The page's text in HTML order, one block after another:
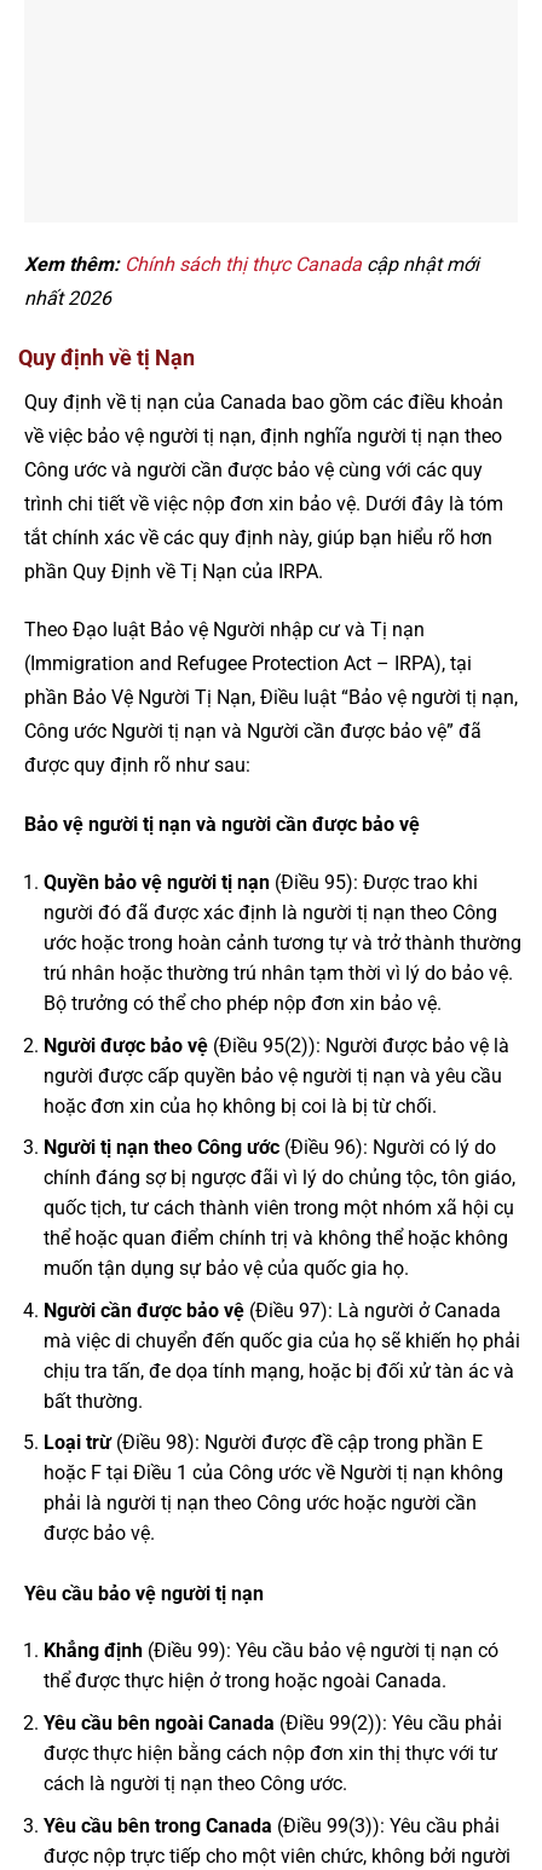
Xem thêm: Chính sách thị thực Canada cập nhật mới
nhất 2026
Quy định về tị Nạn
Quy định về tị nạn của Canada bao gồm các điều khoản
về việc bảo vệ người tị nạn, định nghĩa người tị nạn theo
Công ước và người cần được bảo vệ cùng với các quy
trình chi tiết về việc nộp đơn xin bảo vệ. Dưới đây là tóm
tắt chính xác về các quy định này, giúp bạn hiểu rõ hơn
phần Quy Định về Tị Nạn của IRPA.
Theo Đạo luật Bảo vệ Người nhập cư và Tị nạn
(Immigration and Refugee Protection Act – IRPA), tại
phần Bảo Vệ Người Tị Nạn, Điều luật “Bảo vệ người tị nạn,
Công ước Người tị nạn và Người cần được bảo vệ” đã
được quy định rõ như sau:
Bảo vệ người tị nạn và người cần được bảo vệ
Quyền bảo vệ người tị nạn(Điều 95): Được trao khi
người đó đã được xác định là người tị nạn theo Công
ước hoặc trong hoàn cảnh tương tự và trở thành thường
trú nhân hoặc thường trú nhân tạm thời vì lý do bảo vệ.
Bộ trưởng có thể cho phép nộp đơn xin bảo vệ.
Người được bảo vệ(Điều 95(2)): Người được bảo vệ là
người được cấp quyền bảo vệ người tị nạn và yêu cầu
hoặc đơn xin của họ không bị coi là bị từ chối.
Người tị nạn theo Công ước(Điều 96): Người có lý do
chính đáng sợ bị ngược đãi vì lý do chủng tộc, tôn giáo,
quốc tịch, tư cách thành viên trong một nhóm xã hội cụ
thể hoặc quan điểm chính trị và không thể hoặc không
muốn tận dụng sự bảo vệ của quốc gia họ.
Người cần được bảo vệ(Điều 97): Là người ở Canada
mà việc di chuyển đến quốc gia của họ sẽ khiến họ phải
chịu tra tấn, đe dọa tính mạng, hoặc bị đối xử tàn ác và
bất thường.
Loại trừ(Điều 98): Người được đề cập trong phần E
hoặc F tại Điều 1 của Công ước về Người tị nạn không
phải là người tị nạn theo Công ước hoặc người cần
được bảo vệ.
Yêu cầu bảo vệ người tị nạn
Khẳng định(Điều 99): Yêu cầu bảo vệ người tị nạn có
thể được thực hiện ở trong hoặc ngoài Canada.
Yêu cầu bên ngoài Canada (Điều 99(2)): Yêu cầu phải
được thực hiện bằng cách nộp đơn xin thị thực với tư
cách là người tị nạn theo Công ước.
Yêu cầu bên trong Canada (Điều 99(3)): Yêu cầu phải
được nộp trực tiếp cho một viên chức, không bởi người